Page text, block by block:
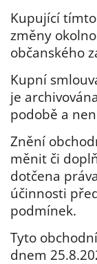
Kupující
změny
občanského
Kupní
je
podobě a
Znění
měnit či
dotčena
účinnosti
podmínek.
Tyto
dnem